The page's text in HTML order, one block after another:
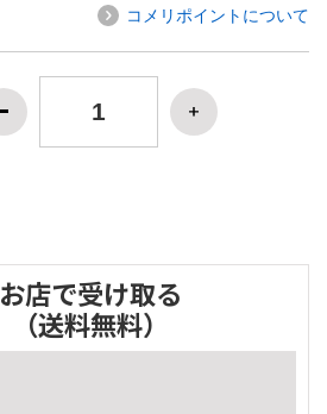
コメリポイントについて
お店で受け取る
（送料無料）